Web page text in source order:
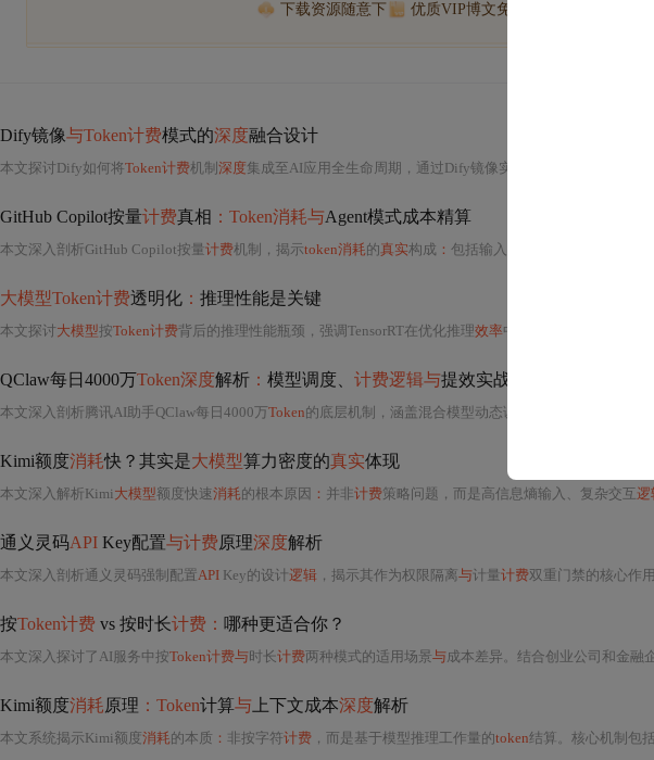
下载资源随意下 优质VIP博文免费学
Dify镜像与Token计费模式的深度融合设计
本文探讨Dify如何将Token计费机制 深度集成至AI应用全生命周期，通过Dify镜像实现开发、部署 成本
GitHub Copilot按量计费真相 ：Token消耗与Agent模式成本精算
本文深入剖析GitHub Copilot按量计费机制，揭示token消耗的真实构成 ： 包括输入prompt、模型输出及隐式上下文加
大模型Token计费透明化 ： 推理性能是关键
本文探讨大模型按Token计费背后的推理性能瓶颈，强调TensorRT在优化推理效率中的关键作用。通过模型
QClaw每日4000万Token深度解析 ： 模型调度、 计费逻辑与提效实战
本文深入剖析腾讯AI助手QClaw每日4000万Token的底层机制，涵盖混合模型动态调度
Kimi额度消耗快？其实是大模型算力密度的真实体现
本文深入解析Kimi大模型额度快速消耗的根本原因 ： 并非计费策略问题，而是高信息熵输入、复杂交互逻
通义灵码API Key配置与计费原理深度解析
本文深入剖析通义灵码强制配置API Key的设计逻辑 ，揭示其作为权限隔离与计量计费双重门禁的核心作
按Token计费 vs 按时长计费： 哪种更适合你？
本文深入探讨了AI服务中按Token计费与时长计费两种模式的适用场景与成本差异。结合创业公司和金融企业的实际
Kimi额度消耗原理 ：Token计算与 上下文成本深度解析
本文系统揭示Kimi额度消耗的本质 ： 非按字符计费 ，而是基于模型推理工作量的token结算。核心机制包